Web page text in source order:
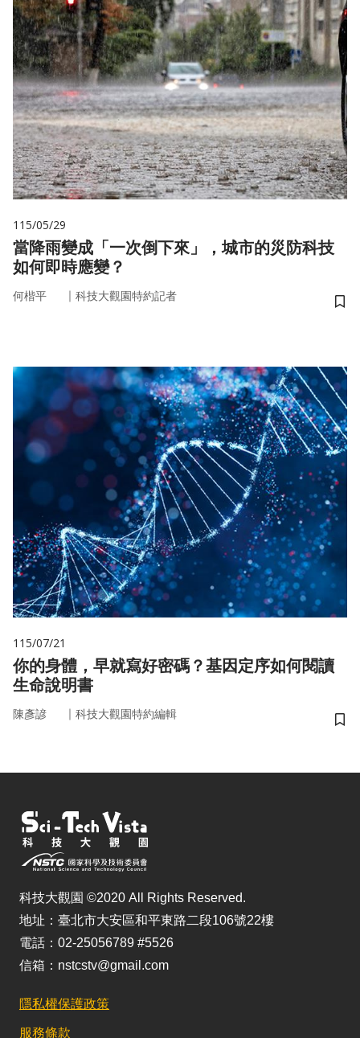
115/05/29
當降雨變成「一次倒下來」，城市的災防科技
如何即時應變？
何楷平 ｜ 科技大觀園特約記者
儲
115/07/21
你的身體，早就寫好密碼？基因定序如何閱讀
生命說明書
陳彥諺 ｜ 科技大觀園特約編輯
儲
科技大觀園 ©2020 All Rights Reserved.
地址：臺北市大安區和平東路二段106號22樓
電話：02-25056789 #5526
信箱：nstcstv@gmail.com
隱私權保護政策
服務條款